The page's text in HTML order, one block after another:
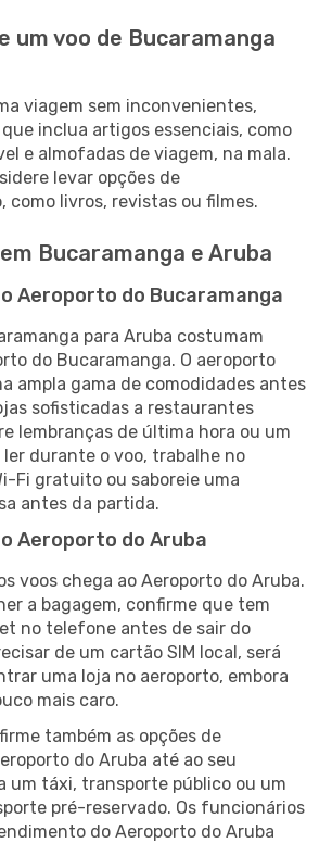
um voo de Bucaramanga
viagem sem inconvenientes,
inclua artigos essenciais, como
e almofadas de viagem, na mala.
levar opções de
livros, revistas ou filmes.
Bucaramanga e Aruba
Aeroporto do Bucaramanga
para Aruba costumam
do Bucaramanga. O aeroporto
ampla gama de comodidades antes
sofisticadas a restaurantes
lembranças de última hora ou um
durante o voo, trabalhe no
Fi gratuito ou saboreie uma
antes da partida.
Aeroporto do Aruba
voos chega ao Aeroporto do Aruba.
a bagagem, confirme que tem
no telefone antes de sair do
de um cartão SIM local, será
uma loja no aeroporto, embora
mais caro.
também as opções de
do Aruba até ao seu
um táxi, transporte público ou um
pré-reservado. Os funcionários
do Aeroporto do Aruba